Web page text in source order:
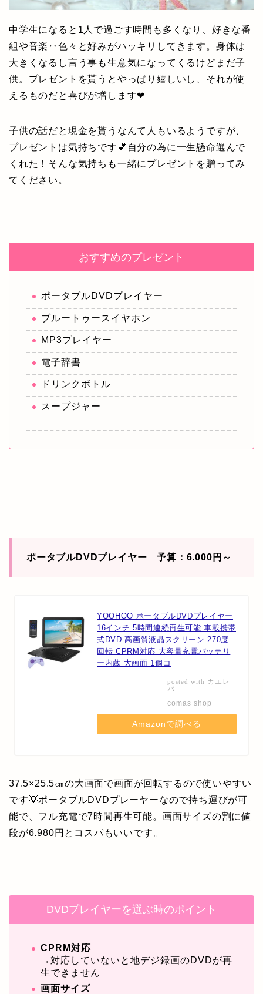
中学生になると1人で過ごす時間も多くなり、好きな番
組や音楽‥色々と好みがハッキリしてきます。身体は
大きくなるし言う事も生意気になってくるけどまだ子
供。プレゼントを貰うとやっぱり嬉しいし、それが使
えるものだと喜びが増します❤
子供の話だと現金を貰うなんて人もいるようですが、
プレゼントは気持ちです💕自分の為に一生懸命選んで
くれた！そんな気持ちも一緒にプレゼントを贈ってみ
てください。
おすすめのプレゼント
ポータブルDVDプレイヤー
ブルートゥースイヤホン
MP3プレイヤー
電子辞書
ドリンクボトル
スープジャー
ポータブルDVDプレイヤー 予算：6.000円～
YOOHOO ポータブルDVDプレイヤー
16インチ 5時間連続再生可能 車載携帯
式DVD 高画質液晶スクリーン 270度
回転 CPRM対応 大容量充電バッテリ
ー内蔵 大画面 1個コ
posted with カエレ
バ
comas shop
Amazonで調べる
37.5×25.5㎝の大画面で画面が回転するので使いやすい
です💡ポータブルDVDプレーヤーなので持ち運びが可
能で、フル充電で7時間再生可能。画面サイズの割に値
段が6.980円とコスパもいいです。
DVDプレイヤーを選ぶ時のポイント
CPRM対応
→対応していないと地デジ録画のDVDが再
生できません
画面サイズ